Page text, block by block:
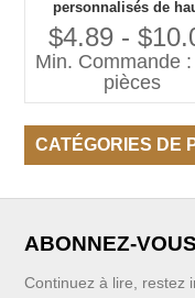
personnalisés de
qualité pour
Streetwear à la mode
l'été
$4.89 -
Min. Commande
pièces
CATÉGORIES DE
ABONNEZ-
Continuez à lire, restez